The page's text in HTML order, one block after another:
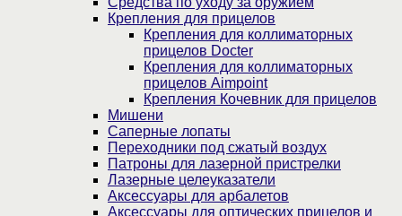
Крепления для прицелов
Крепления для коллиматорных
прицелов Docter
Крепления для коллиматорных
прицелов Aimpoint
Крепления Кочевник для прицелов
Мишени
Саперные лопаты
Переходники под сжатый воздух
Патроны для лазерной пристрелки
Лазерные целеуказатели
Аксессуары для арбалетов
Аксессуары для оптических прицелов и